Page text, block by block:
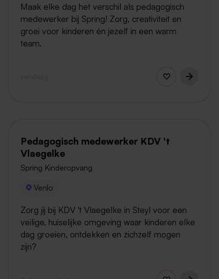
Maak elke dag het verschil als pedagogisch
medewerker bij Spring! Zorg, creativiteit en
groei voor kinderen én jezelf in een warm
team.
Pedagogisch medewerker KDV 't
Vlaegelke
Spring Kinderopvang
Venlo
Zorg jij bij KDV 't Vlaegelke in Steyl voor een
veilige, huiselijke omgeving waar kinderen elke
dag groeien, ontdekken en zichzelf mogen
zijn?